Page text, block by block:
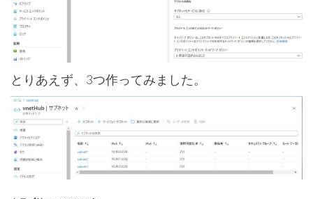
とりあえず、3つ作ってみました。